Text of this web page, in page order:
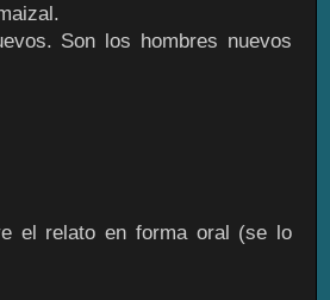
Son los hombres nuevos
el relato en forma oral (se lo